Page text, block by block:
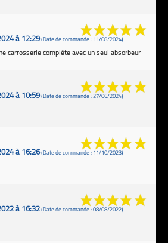
à 12:29(Date de commande : 11/08/2024)
carrosserie complète avec un seul absorbeur
à 10:59(Date de commande : 27/06/2024)
à 16:26(Date de commande : 11/10/2023)
à 16:32(Date de commande : 08/08/2022)